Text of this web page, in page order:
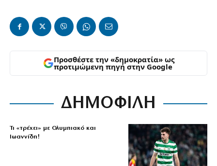
Προσθέστε την «δημοκρατία» ως
προτιμώμενη πηγή στην Google
ΔΗΜΟΦΙΛΗ
Τι «τρέχει» με Ολυμπιακό και
Ιωαννίδη!